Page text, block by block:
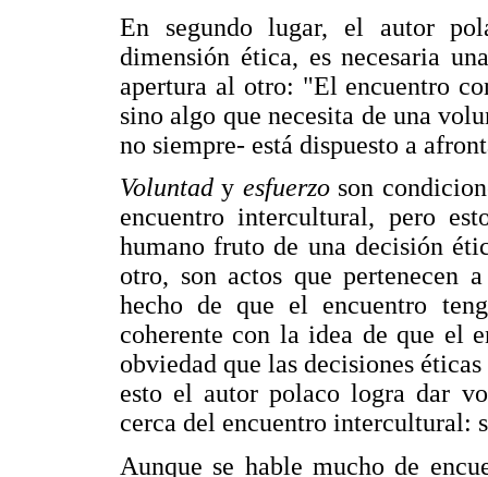
En segundo lugar, el autor
dimensión ética, es necesaria
apertura al otro: "El encuentro
sino algo que necesita de una
no siempre- está dispuesto a
Voluntady esfuerzo son
encuentro intercultural, pero
humano fruto de una decisión
otro, son actos que pertenecen
hecho de que el encuentro
coherente con la idea de que el
obviedad que las decisiones
esto el autor polaco logra dar
cerca del encuentro intercultural:
Aunque se hable mucho de